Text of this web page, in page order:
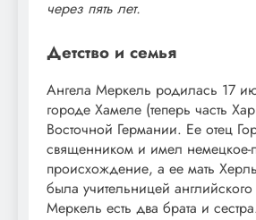
через пять лет.
Детство и семья
Ангела Меркель родилась 17
городе Хамеле (теперь часть
Восточной Германии. Ее отец
священником и имел немецкое-
происхождение, а ее мать
была учительницей
Меркель есть два брата и